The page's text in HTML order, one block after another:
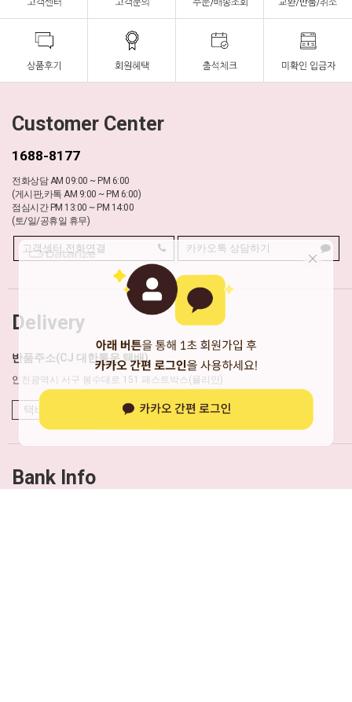
Customer Center
1688-8177
전화상담 AM 09:00 ~ PM 6:00
(게시판,카톡 AM 9:00 ~ PM 6:00)
점심시간 PM 13:00 ~ PM 14:00
(토/일/공휴일 휴무)
고객센터 전화연결 카카오톡 상담하기
Delivery
반품주소(CJ 대한통운 택배)
인천광역시 서구 봉수대로 151 패스트박스(뮬리안)
택배사 배송조회 바로가기
Bank Info